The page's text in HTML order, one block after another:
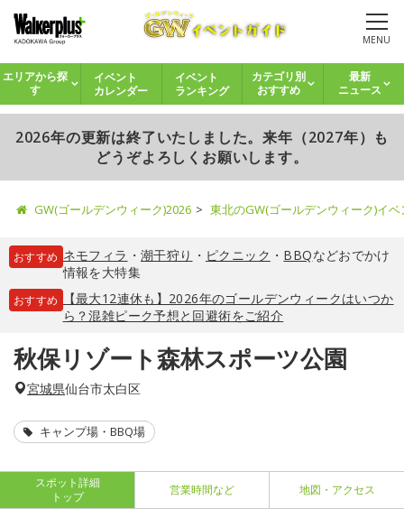
MENU
エリアから探
す
イベント
カレンダー
イベント
ランキング
カテゴリ別
おすすめ
最新
ニュース
2026年の更新は終了いたしました。来年（2027年）も
どうぞよろしくお願いします。
GW(ゴールデンウィーク)2026 東北のGW(ゴールデンウィーク)イ
おすすめ ネモフィラ ・ 潮干狩り ・ ピクニック ・ BBQなどおでかけ
情報を大特集
おすすめ
【最大12連休も】2026年のゴールデンウィークはいつか
ら？混雑ピーク予想と回避術をご紹介
秋保リゾート森林スポーツ公園
宮城県仙台市太白区
キャンプ場・BBQ場
スポット詳細
トップ
営業時間など 地図・アクセス